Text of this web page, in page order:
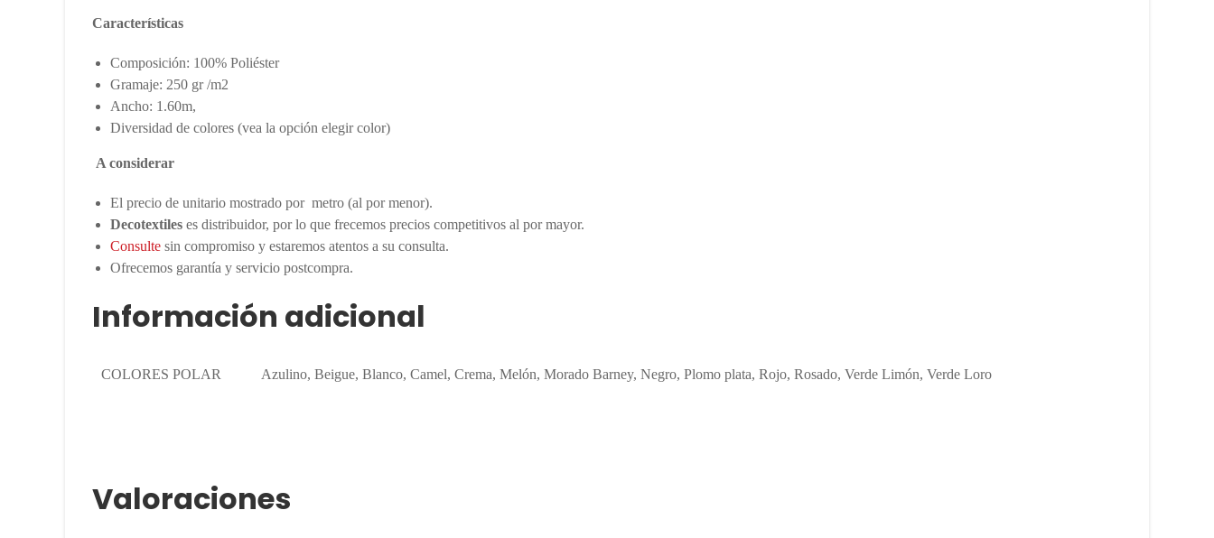
Características
Composición: 100% Poliéster
Gramaje: 250 gr /m2
Ancho: 1.60m,
Diversidad de colores (vea la opción elegir color)
A considerar
El precio de unitario mostrado por metro (al por menor).
Decotextiles es distribuidor, por lo que frecemos precios competitivos al por mayor.
Consulte sin compromiso y estaremos atentos a su consulta.
Ofrecemos garantía y servicio postcompra.
Información adicional
COLORES POLAR Azulino, Beigue, Blanco, Camel, Crema, Melón, Morado Barney, Negro, Plomo plata, Rojo, Rosado, Verde Limón, Verde Loro
Valoraciones